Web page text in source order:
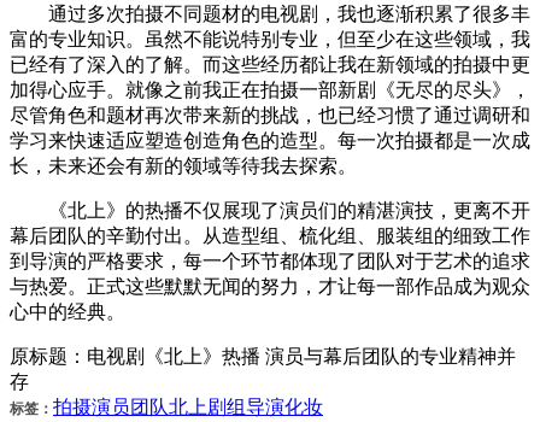
通过多次拍摄不同题材的电视剧，我也逐渐积累了很多丰
富的专业知识。虽然不能说特别专业，但至少在这些领域，我
已经有了深入的了解。而这些经历都让我在新领域的拍摄中更
加得心应手。就像之前我正在拍摄一部新剧《无尽的尽头》，
尽管角色和题材再次带来新的挑战，也已经习惯了通过调研和
学习来快速适应塑造创造角色的造型。每一次拍摄都是一次成
长，未来还会有新的领域等待我去探索。
《北上》的热播不仅展现了演员们的精湛演技，更离不开
幕后团队的辛勤付出。从造型组、梳化组、服装组的细致工作
到导演的严格要求，每一个环节都体现了团队对于艺术的追求
与热爱。正式这些默默无闻的努力，才让每一部作品成为观众
心中的经典。
原标题：电视剧《北上》热播 演员与幕后团队的专业精神并
存
标签： 拍摄演员团队北上剧组导演化妆